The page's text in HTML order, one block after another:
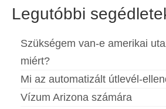
Legutóbbi
Szükségem van-e amerikai
miért?
Mi az automatizált útlevél-
Vízum Arizona számára